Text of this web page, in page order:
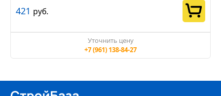
421 руб.
Уточнить цену
+7 (961) 138-84-27